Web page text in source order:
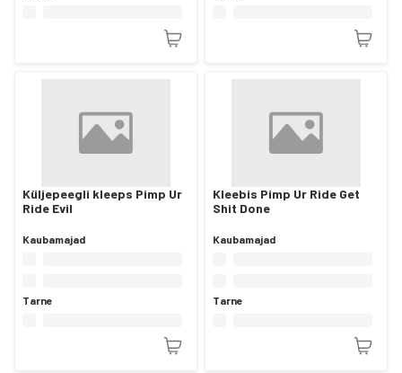
Küljepeegli kleeps Pimp Ur
Ride Evil
Kaubamajad
Tarne
Kleebis Pimp Ur Ride Get
Shit Done
Kaubamajad
Tarne